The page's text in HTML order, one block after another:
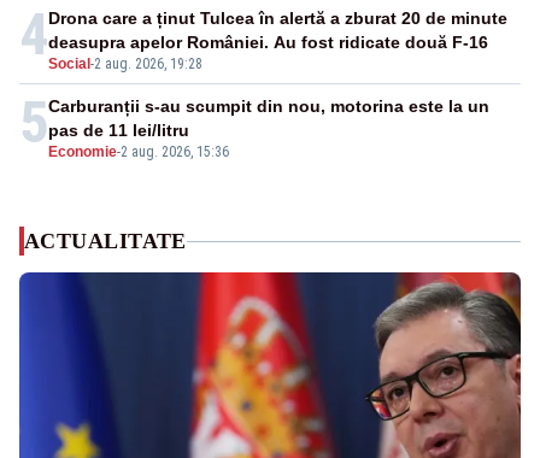
4Social -2 aug. 2026, 19:28
Drona care a ținut Tulcea în alertă a zburat 20 de minute
deasupra apelor României. Au fost ridicate două F-16
5 Economie-2 aug. 2026, 15:36
Carburanții s-au scumpit din nou, motorina este la un
pas de 11 lei/litru
ACTUALITATE